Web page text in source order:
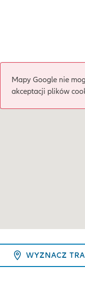
Mapy Google nie
akceptacji plików
WYZNACZ